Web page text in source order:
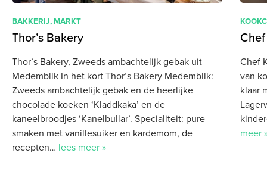
BAKKERIJ,MARKT
Thor’s Bakery
Thor’s Bakery, Zweeds ambachtelijk gebak uit
Medemblik In het kort Thor’s Bakery Medemblik:
Zweeds ambachtelijk gebak en de heerlijke
chocolade koeken ‘Kladdkaka’ en de
kaneelbroodjes ‘Kanelbullar’. Specialiteit: pure
smaken met vanillesuiker en kardemom, de
recepten… lees meer »
Chef
van
klaar
meer